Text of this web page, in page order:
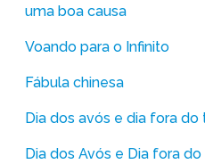
uma boa causa
Voando para o Infinito
Fábula chinesa
Dia dos avós e dia fora do
Dia dos Avós e Dia fora do